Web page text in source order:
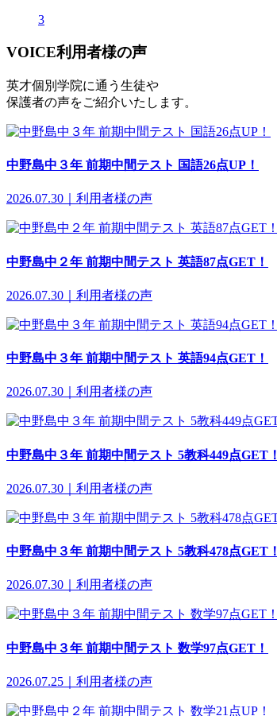
3
VOICE利用者様の声
英才個別学院に通う生徒や
保護者の声をご紹介いたします。
中野島中３年 前期中間テスト 国語26点UP！
2026.07.30｜利用者様の声
中野島中２年 前期中間テスト 英語87点GET！
2026.07.30｜利用者様の声
中野島中３年 前期中間テスト 英語94点GET！
2026.07.30｜利用者様の声
中野島中３年 前期中間テスト 5教科449点GET！
2026.07.30｜利用者様の声
中野島中３年 前期中間テスト 5教科478点GET！
2026.07.30｜利用者様の声
中野島中３年 前期中間テスト 数学97点GET！
2026.07.25｜利用者様の声